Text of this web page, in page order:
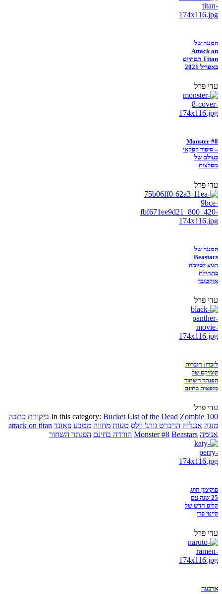
המנגה של
Attack on
Titan תסתיים
באפריל 2021
עדי פרל
Monster #8
– סיפור קפקאי
בעולם של
מפלצות
עדי פרל
המנגה של
Beastars
תגיע לסיומה
בתחילת
אוקטובר
עדי פרל
לזכרו: חוברות
קומיקס של
הפנתר השחור
מופצות בחינם
עדי פרל
In this category: Bucket List of the Dead Zombie 100 ביקורת כתבה
מנגה אנגליה הרברט גורג' וולס טעות מחווה מטבע פאונד attack on titan
אנימה
Monster #8 Beastars הורדה בחינם הפנתר השחור
פוקימון חוגג
25 שנה עם
קליפ חדש של
קייטי פרי
עדי פרל
ארבעה